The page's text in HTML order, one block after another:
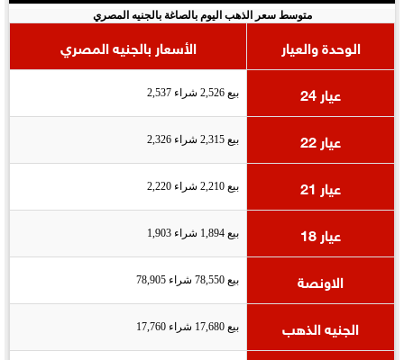
متوسط سعر الذهب اليوم بالصاغة بالجنيه المصري
الوحدة والعيار
الأسعار بالجنيه المصري
عيار 24
بيع 2,526 شراء 2,537
عيار 22 بيع 2,315 شراء 2,326
عيار 21 بيع 2,210 شراء 2,220
عيار 18 بيع 1,894 شراء 1,903
الاونصة بيع 78,550 شراء 78,905
الجنيه الذهب بيع 17,680 شراء 17,760